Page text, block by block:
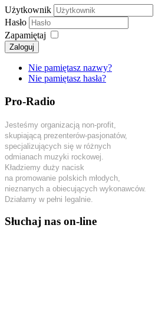
Użytkownik
Hasło
Zapamiętaj
Zaloguj
Nie pamiętasz nazwy?
Nie pamiętasz hasła?
Pro-Radio
Jesteśmy organizacją non-profit,
skupiającą prezenterów-pasjonatów,
specjalizujących się w różnych
odmianach muzyki rockowej.
Kładziemy duży nacisk
na promowanie polskich młodych,
nieznanych a obiecujących wykonawców.
Działamy w pełni legalnie.
Słuchaj nas on-line